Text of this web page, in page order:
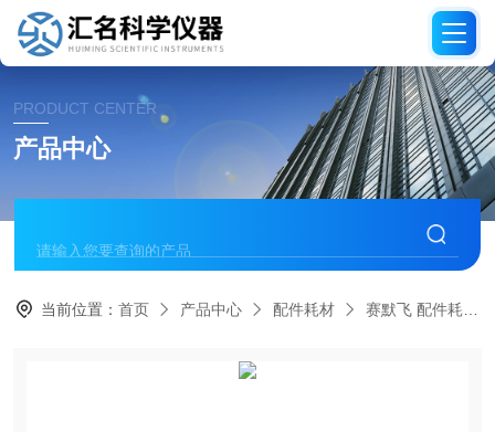
PRODUCT CENTER
产品中心
当前位置：首页 产品中心 配件耗材 赛默飞 配件耗材